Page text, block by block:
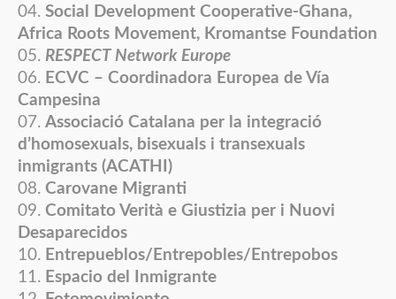
Social Development Cooperative-Ghana,
Africa Roots Movement, Kromantse Foundation
RESPECT Network Europe
ECVC – Coordinadora Europea de Vía
Campesina
Associació Catalana per la integració
d’homosexuals, bisexuals i transexuals
inmigrants (ACATHI)
Carovane Migranti
Comitato Verità e Giustizia per i Nuovi
Desaparecidos
Entrepueblos/Entrepobles/Entrepobos
Espacio del Inmigrante